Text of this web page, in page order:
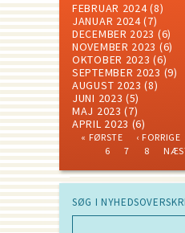
FEBRUAR 2024(8)
JANUAR 2024(7)
DECEMBER 2023 (6)
NOVEMBER 2023 (6)
OKTOBER 2023 (6)
SEPTEMBER 2023 (9)
AUGUST 2023 (8)
JUNI 2023 (5)
MAJ 2023 (7)
APRIL 2023 (6)
Pagination
FIRST
« FØRSTE
PREVIOUS
PAGE
‹ FORRIGE
PAGE
6 PAGE
7 PAGE
8
SØG I